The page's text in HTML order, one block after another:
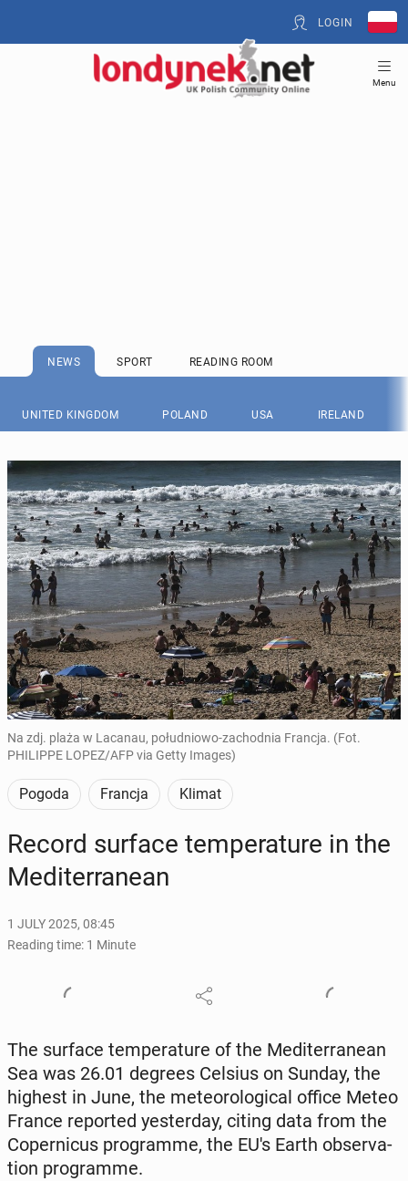
LOGIN
Menu
NEWS SPORT READING ROOM
UNITED KINGDOM POLAND USA IRELAND
Na zdj. plaża w Lacanau, południowo-zachodnia Francja. (Fot.
PHILIPPE LOPEZ/AFP via Getty Images)
Pogoda Francja Klimat
Record surface tem­per­a­ture in the
Mediter­ranean
1 JULY 2025, 08:45
Reading time: 1 Minute
The surface tem­per­a­ture of the Mediter­ranean
Sea was 26.01 degrees Celsius on Sunday, the
highest in June, the me­te­o­ro­log­i­cal office Meteo
France re­port­ed yes­ter­day, citing data from the
Coper­ni­cus pro­gramme, the EU's Earth ob­ser­va­
tion pro­gramme.